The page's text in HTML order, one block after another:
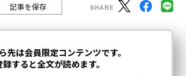
記事を保存